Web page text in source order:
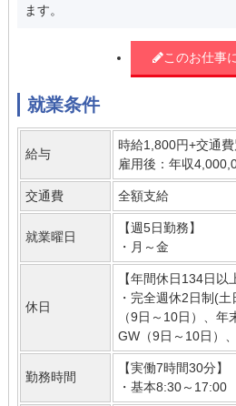
ます。
このお仕事
就業条件
給与
時給1,800円+交通
雇用後：年収
交通費 全額支給
就業曜日
【週5日勤務】
・月～金
休日
【年間休日134日以
・完全週休2日制(
（9日～10日）、年
GW（9日～10日）
勤務時間
【実働7時間30分】
・基本8:30～